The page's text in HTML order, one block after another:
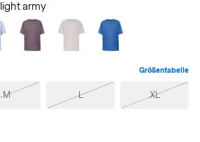
army
Größentabelle
M L XL